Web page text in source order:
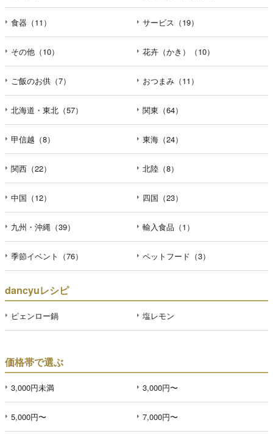
食器（11） サービス（19）
その他（10） 花卉（かき）（10）
ご飯のお供（7） おつまみ（11）
北海道・東北（57） 関東（64）
甲信越（8） 東海（24）
関西（22） 北陸（8）
中国（12） 四国（23）
九州・沖縄（39） 輸入食品（1）
季節イベント（76） ペットフード（3）
dancyuレシピ
ピェンロー鍋 塩レモン
価格帯で選ぶ
3,000円未満 3,000円〜
5,000円〜 7,000円〜